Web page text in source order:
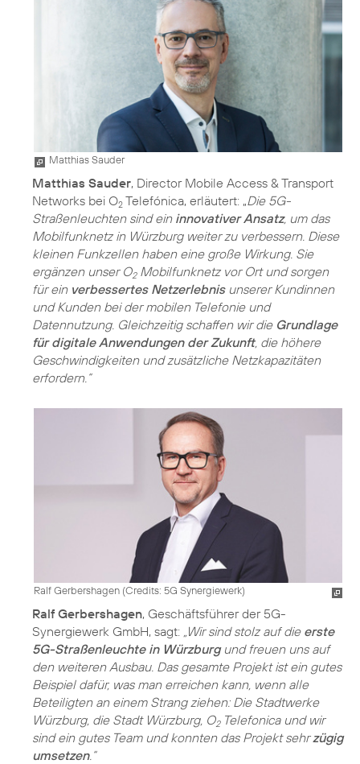
Matthias Sauder
Matthias Sauder, Director Mobile Access & Transport
Networks bei O2 Telefónica, erläutert: „Die 5G-
Straßenleuchten sind ein innovativer Ansatz, um das
Mobilfunknetz in Würzburg weiter zu verbessern. Diese
kleinen Funkzellen haben eine große Wirkung. Sie
ergänzen unser O2Mobilfunknetz vor Ort und sorgen
für ein verbessertes Netzerlebnisunserer Kundinnen
und Kunden bei der mobilen Telefonie und
Datennutzung. Gleichzeitig schaffen wir die Grundlage
für digitale Anwendungen der Zukunft, die höhere
Geschwindigkeiten und zusätzliche Netzkapazitäten
erfordern.“
Ralf Gerbershagen (Credits: 5G Synergiewerk)
Ralf Gerbershagen, Geschäftsführer der 5G-
Synergiewerk GmbH, sagt: „Wir sind stolz auf die erste
5G-Straßenleuchte in Würzburgund freuen uns auf
den weiteren Ausbau. Das gesamte Projekt ist ein gutes
Beispiel dafür, was man erreichen kann, wenn alle
Beteiligten an einem Strang ziehen: Die Stadtwerke
Würzburg, die Stadt Würzburg, O2Telefonica und wir
sind ein gutes Team und konnten das Projekt sehrzügig
umsetzen.“